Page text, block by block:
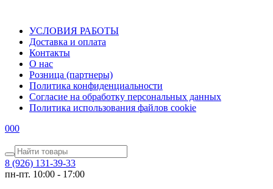
УСЛОВИЯ РАБОТЫ
Доставка и оплата
Контакты
О наc
Розница (партнеры)
Политика конфиденциальности
Согласие на обработку персональных данных
Политика использования файлов сookie
000
8 (926) 131-39-33
пн-пт. 10:00 - 17:00